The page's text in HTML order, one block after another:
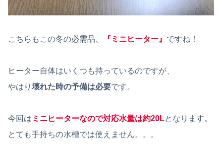
こちらもこの冬の必需品、 『ミニヒーター』 ですね！
ヒーター自体はいくつも持っているのですが、
やはり 壊れた時の予備は必要です。
今回は ミニヒーターなので対応水量は約20Lとなります。
とても手持ちの水槽では使えません。。。